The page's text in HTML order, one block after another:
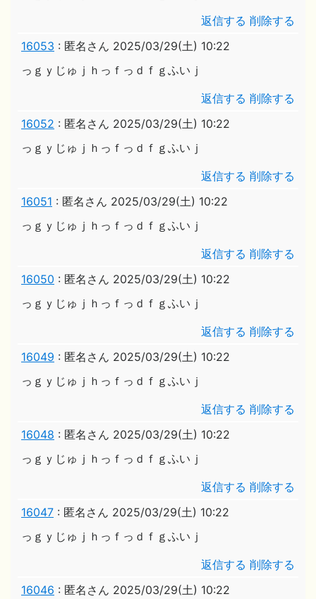
返信する 削除する
16053 : 匿名さん 2025/03/29(土) 10:22
っｇｙじゅｊｈっｆっｄｆｇふいｊ
返信する 削除する
16052 : 匿名さん 2025/03/29(土) 10:22
っｇｙじゅｊｈっｆっｄｆｇふいｊ
返信する 削除する
16051 : 匿名さん 2025/03/29(土) 10:22
っｇｙじゅｊｈっｆっｄｆｇふいｊ
返信する 削除する
16050 : 匿名さん 2025/03/29(土) 10:22
っｇｙじゅｊｈっｆっｄｆｇふいｊ
返信する 削除する
16049 : 匿名さん 2025/03/29(土) 10:22
っｇｙじゅｊｈっｆっｄｆｇふいｊ
返信する 削除する
16048 : 匿名さん 2025/03/29(土) 10:22
っｇｙじゅｊｈっｆっｄｆｇふいｊ
返信する 削除する
16047 : 匿名さん 2025/03/29(土) 10:22
っｇｙじゅｊｈっｆっｄｆｇふいｊ
返信する 削除する
16046 : 匿名さん 2025/03/29(土) 10:22